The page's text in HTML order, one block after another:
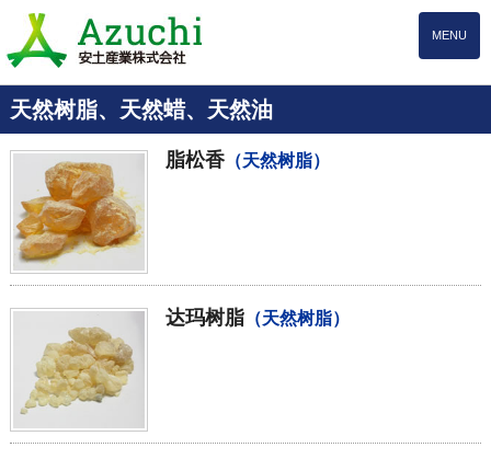
MENU
天然树脂、天然蜡、天然油
脂松香（天然树脂）
达玛树脂（天然树脂）